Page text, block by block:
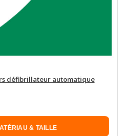
défibrillateur automatique
& TAILLE